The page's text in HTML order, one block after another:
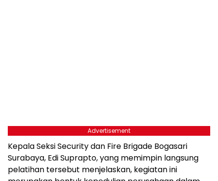
Advertisement
Kepala Seksi Security dan Fire Brigade Bogasari
Surabaya, Edi Suprapto, yang memimpin langsung
pelatihan tersebut menjelaskan, kegiatan ini